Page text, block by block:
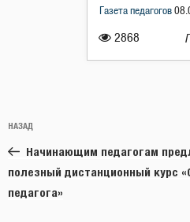
2868
Газета педагогов
по
записям
Предыдущая
запись:
НАЗАД
Начинающим педагогам
полезный дистанционный курс
педагога»